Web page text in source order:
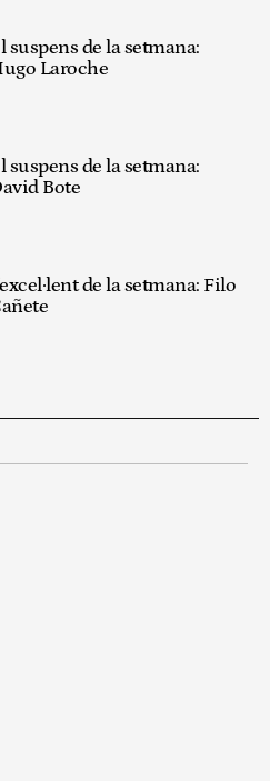
suspens de la setmana:
Laroche
suspens de la setmana:
Bote
de la setmana: Filo